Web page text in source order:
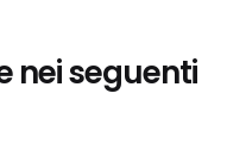
nei seguenti